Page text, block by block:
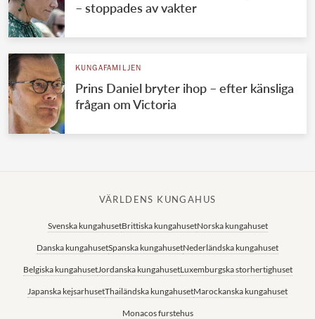
– stoppades av vakter
KUNGAFAMILJEN
Prins Daniel bryter ihop – efter känsliga
frågan om Victoria
VÄRLDENS KUNGAHUS
Svenska kungahusetBrittiska kungahusetNorska kungahuset
Danska kungahusetSpanska kungahusetNederländska kungahuset
Belgiska kungahusetJordanska kungahusetLuxemburgska storhertighuset
Japanska kejsarhusetThailändska kungahusetMarockanska kungahuset
Monacos furstehus